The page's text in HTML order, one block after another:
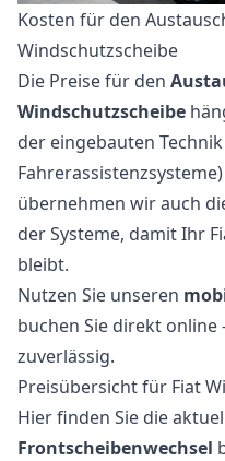
Kosten für den
Windschutzscheibe
Die Preise für den
Windschutzscheibe
der eingebauten
übernehmen wir auch
der Systeme, damit Ihr
bleibt.
Nutzen Sie unseren
buchen Sie direkt online
zuverlässig.
Preisübersicht für Fiat
Hier finden Sie die
Frontscheibenwechsel